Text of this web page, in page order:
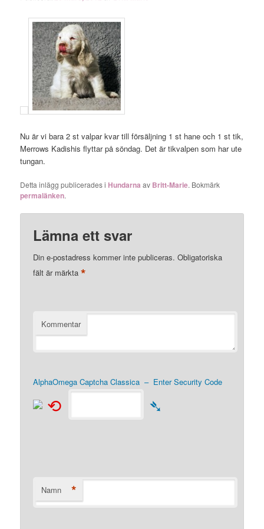
Nu är vi bara 2 st valpar kvar till försäljning 1 st hane och 1 st tik,
Merrows Kadishis flyttar på söndag. Det är tikvalpen som har ute
tungan.
Detta inlägg publicerades i Hundarna av Britt-Marie. Bokmärk
permalänken.
Lämna ett svar
Din e-postadress kommer inte publiceras. Obligatoriska
fält är märkta*
Kommentar
AlphaOmega Captcha Classica – Enter Security Code
⟲ ➴
Namn *